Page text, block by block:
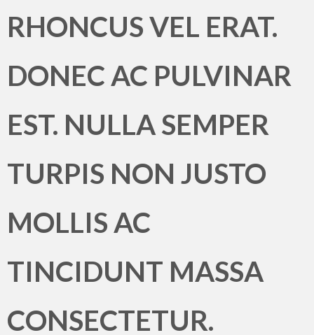
RHONCUS VEL ERAT.
DONEC AC PULVINAR
EST. NULLA SEMPER
TURPIS NON JUSTO
MOLLIS AC
TINCIDUNT MASSA
CONSECTETUR.